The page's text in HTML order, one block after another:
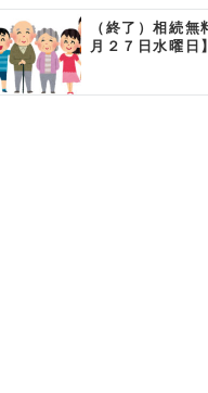
（終了）相続
月２７日水曜日】